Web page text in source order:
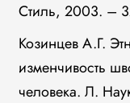
Стиль, 2003. –
Козинцев А.Г.
изменчивость
человека. Л.